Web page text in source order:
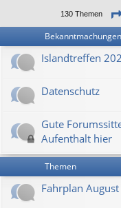
130 Themen
Bekanntmachungen
Islandtreffen
Datenschutz
Gute
Aufenthalt hier
Themen
Fahrplan